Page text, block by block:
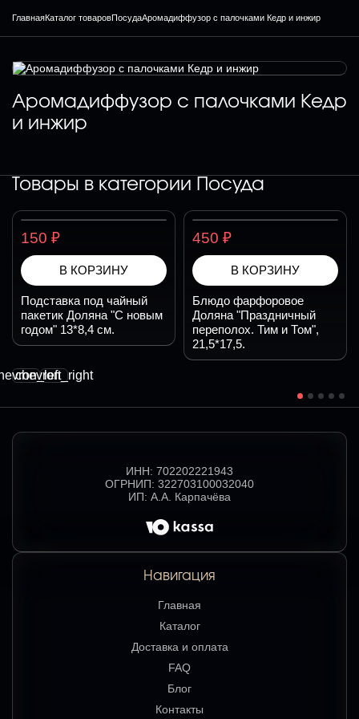
ГлавнаяКаталог товаровПосудаАромадиффузор с палочками Кедр и инжир
Аромадиффузор с палочками Кедр
и инжир
Товары в категории Посуда
150 ₽
В КОРЗИНУ
Подставка под чайный
пакетик Доляна "С новым
годом" 13*8,4 см.
450 ₽
В КОРЗИНУ
Блюдо фарфоровое
Доляна "Праздничный
переполох. Тим и Том",
21,5*17,5.
chevron_right
ИНН: 702202221943
ОГРНИП: 322703100032040
ИП: А.А. Карпачёва
Навигация
Главная
Каталог
Доставка и оплата
FAQ
Блог
Контакты